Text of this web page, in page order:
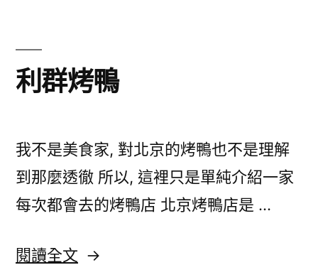
咖
園
區〉
利群烤鴨
我不是美食家, 對北京的烤鴨也不是理解
到那麼透徹 所以, 這裡只是單純介紹一家
每次都會去的烤鴨店 北京烤鴨店是 …
閱讀全文 〈利